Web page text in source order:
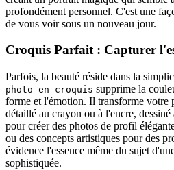
profondément personnel. C'est une
de vous voir sous un nouveau jour.
Croquis Parfait : Capturer
Parfois, la beauté réside dans la
photo en croquis supprime la
forme et l'émotion. Il transforme votre
détaillé au crayon ou à l'encre,
pour créer des photos de profil
ou des concepts artistiques pour des
évidence l'essence même du sujet
sophistiquée.